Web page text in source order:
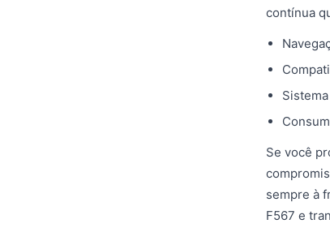
contínua
Se você
sempre à
F567 e